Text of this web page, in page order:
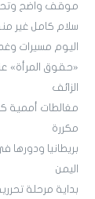
موقف واضح
سلام كامل غير
اليوم مسيرات
«حقوق المرأة»
الزائف
مغالطات أممية
مكررة
بريطانيا ودورها
اليمن
بداية مرحلة